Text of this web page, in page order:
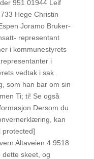
951 01944 Leif
Hege Christin
Joramo Bruker-
representant
i kommunestyrets
i
vedtak i sak
som han bar om sin
Ti; ti! Se også
Dersom du
kan
protected]
Altaveien 4 9518
dette skeet, og